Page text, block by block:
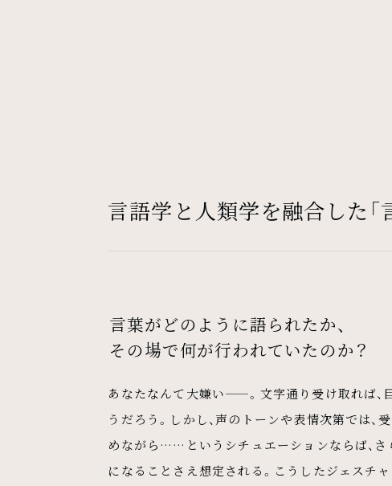
言語学と人類学を融合した「
言葉がどのように語られたか、
その場で何が行われていたのか？
あなたなんて大嫌い——。文字通り受け取れば、
うだろう。しかし、声のトーンや表情次第では、
めながら……というシチュエーションならば、
になることさえ想定される。こうしたジェスチ